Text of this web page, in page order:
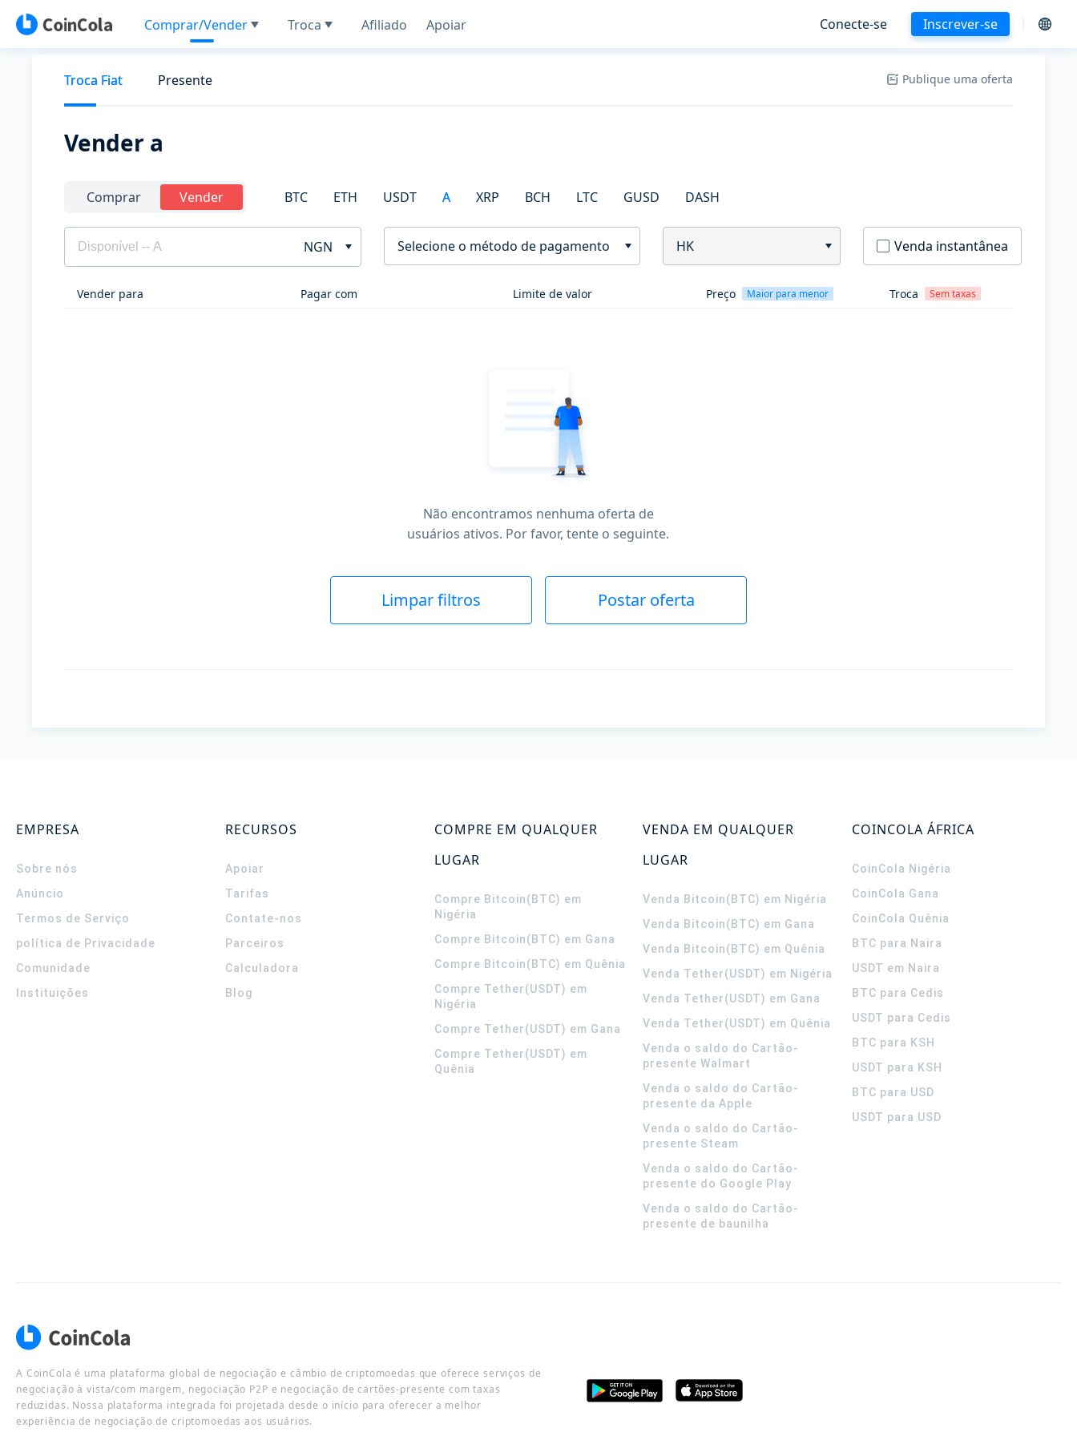
Comprar/Vender Troca Afiliado Apoiar Conecte-se Inscrever-se
Troca Fiat Presente Publique uma oferta
Vender a
Comprar Vender BTC ETH USDT A XRP BCH LTC GUSD DASH
NGN Selecione o método de pagamento HK Venda instantânea
Vender para Pagar com Limite de valor Preço Maior para menor Troca Sem taxas
Não encontramos nenhuma oferta de
usuários ativos. Por favor, tente o seguinte.
Limpar filtros Postar oferta
EMPRESA
Sobre nós
Anúncio
Termos de Serviço
política de Privacidade
Comunidade
Instituições
RECURSOS
Apoiar
Tarifas
Contate-nos
Parceiros
Calculadora
Blog
COMPRE EM QUALQUER
LUGAR
Compre Bitcoin(BTC) em
Nigéria
Compre Bitcoin(BTC) em Gana
Compre Bitcoin(BTC) em Quênia
Compre Tether(USDT) em
Nigéria
Compre Tether(USDT) em Gana
Compre Tether(USDT) em
Quênia
VENDA EM QUALQUER
LUGAR
Venda Bitcoin(BTC) em Nigéria
Venda Bitcoin(BTC) em Gana
Venda Bitcoin(BTC) em Quênia
Venda Tether(USDT) em Nigéria
Venda Tether(USDT) em Gana
Venda Tether(USDT) em Quênia
Venda o saldo do Cartão-
presente Walmart
Venda o saldo do Cartão-
presente da Apple
Venda o saldo do Cartão-
presente Steam
Venda o saldo do Cartão-
presente do Google Play
Venda o saldo do Cartão-
presente de baunilha
COINCOLA ÁFRICA
CoinCola Nigéria
CoinCola Gana
CoinCola Quênia
BTC para Naira
USDT em Naira
BTC para Cedis
USDT para Cedis
BTC para KSH
USDT para KSH
BTC para USD
USDT para USD
A CoinCola é uma plataforma global de negociação e câmbio de criptomoedas que oferece serviços de
negociação à vista/com margem, negociação P2P e negociação de cartões-presente com taxas
reduzidas. Nossa plataforma integrada foi projetada desde o início para oferecer a melhor
experiência de negociação de criptomoedas aos usuários.